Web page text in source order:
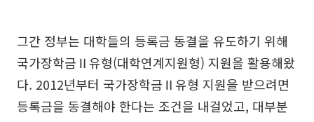
그간 정부는 대학들의 등록금 동결을 유도하기 위해
국가장학금Ⅱ유형(대학연계지원형) 지원을 활용해왔
다. 2012년부터 국가장학금Ⅱ유형 지원을 받으려면
등록금을 동결해야 한다는 조건을 내걸었고, 대부분